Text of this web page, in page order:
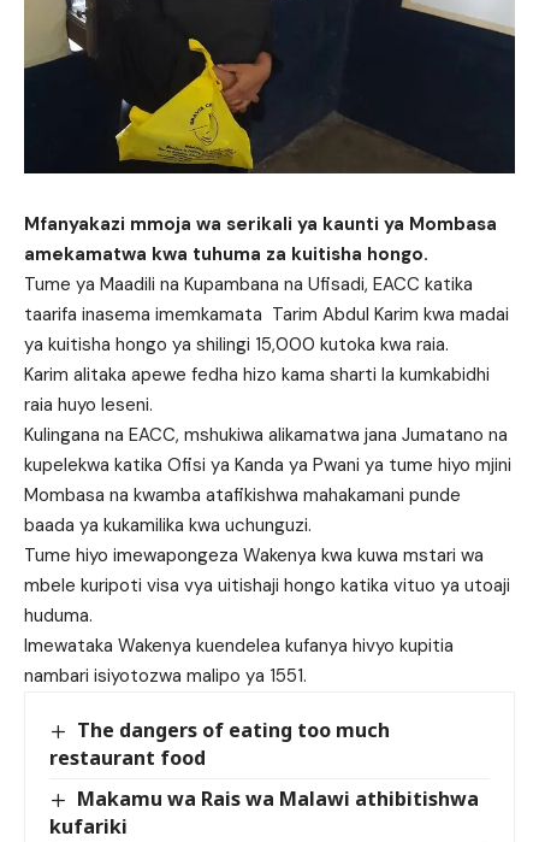
Mfanyakazi mmoja wa serikali ya kaunti ya Mombasa
amekamatwa kwa tuhuma za kuitisha hongo.
Tume ya Maadili na Kupambana na Ufisadi, EACC katika
taarifa inasema imemkamata Tarim Abdul Karim kwa madai
ya kuitisha hongo ya shilingi 15,000 kutoka kwa raia.
Karim alitaka apewe fedha hizo kama sharti la kumkabidhi
raia huyo leseni.
Kulingana na EACC, mshukiwa alikamatwa jana Jumatano na
kupelekwa katika Ofisi ya Kanda ya Pwani ya tume hiyo mjini
Mombasa na kwamba atafikishwa mahakamani punde
baada ya kukamilika kwa uchunguzi.
Tume hiyo imewapongeza Wakenya kwa kuwa mstari wa
mbele kuripoti visa vya uitishaji hongo katika vituo ya utoaji
huduma.
Imewataka Wakenya kuendelea kufanya hivyo kupitia
nambari isiyotozwa malipo ya 1551.
The dangers of eating too much
restaurant food
Makamu wa Rais wa Malawi athibitishwa
kufariki